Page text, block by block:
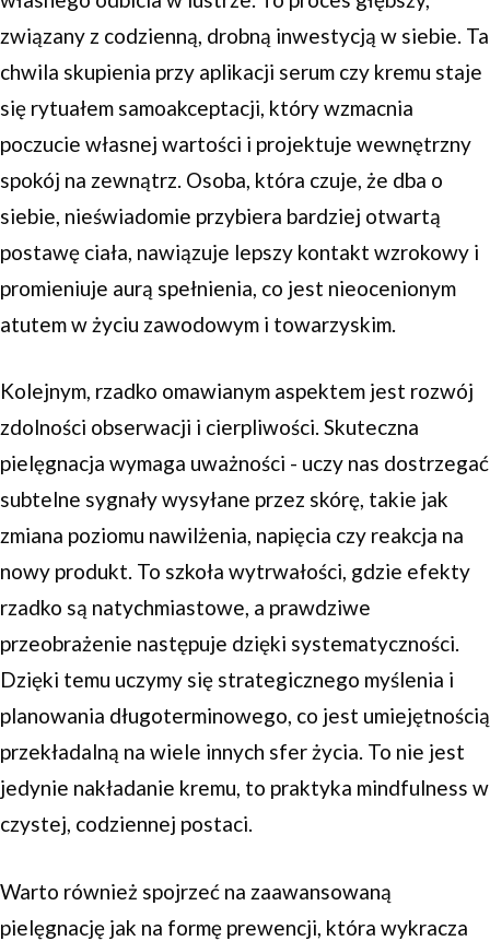
związany z codzienną, drobną inwestycją w siebie. Ta
chwila skupienia przy aplikacji serum czy kremu staje
się rytuałem samoakceptacji, który wzmacnia
poczucie własnej wartości i projektuje wewnętrzny
spokój na zewnątrz. Osoba, która czuje, że dba o
siebie, nieświadomie przybiera bardziej otwartą
postawę ciała, nawiązuje lepszy kontakt wzrokowy i
promieniuje aurą spełnienia, co jest nieocenionym
atutem w życiu zawodowym i towarzyskim.
Kolejnym, rzadko omawianym aspektem jest rozwój
zdolności obserwacji i cierpliwości. Skuteczna
pielęgnacja wymaga uważności - uczy nas dostrzegać
subtelne sygnały wysyłane przez skórę, takie jak
zmiana poziomu nawilżenia, napięcia czy reakcja na
nowy produkt. To szkoła wytrwałości, gdzie efekty
rzadko są natychmiastowe, a prawdziwe
przeobrażenie następuje dzięki systematyczności.
Dzięki temu uczymy się strategicznego myślenia i
planowania długoterminowego, co jest umiejętnością
przekładalną na wiele innych sfer życia. To nie jest
jedynie nakładanie kremu, to praktyka mindfulness w
czystej, codziennej postaci.
Warto również spojrzeć na zaawansowaną
pielęgnację jak na formę prewencji, która wykracza